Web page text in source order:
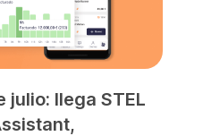
julio: llega STEL